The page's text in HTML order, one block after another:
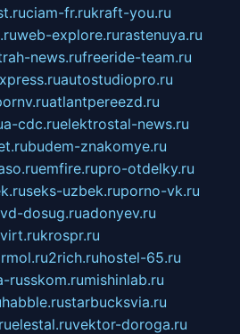
ciam-fr.rukraft-you.ru
web-explore.rurastenuya.ru
news.rufreeride-team.ru
autostudiopro.ru
atlantpereezd.ru
a-cdc.ruelektrostal-news.ru
budem-znakomye.ru
emfire.rupro-otdelky.ru
seks-uzbek.ruporno-vk.ru
vd-dosug.ruadonyev.ru
krospr.ru
2rich.ruhostel-65.ru
russkom.rumishinlab.ru
habble.rustarbucksvia.ru
elestal.ruvektor-doroga.ru